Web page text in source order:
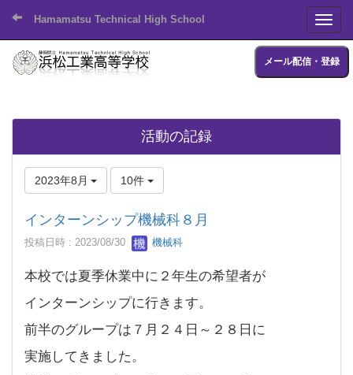
Hamamatsu Technical High School
メール配信・登録
活動の記録
2023年8月 10件
インターンシップ機械科８月
投稿日時 : 2023/08/30 機械科
本校では夏季休業中に２年生の希望者が
インターンシップに行きます。
前半のグループは７月２４日～２８日に
実施してきました。